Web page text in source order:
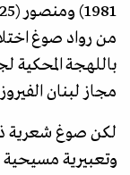
من رواد صوغ
باللهجة
مجاز لبنان
لكن صوغ شعرية
وتعبيرية مسيحية